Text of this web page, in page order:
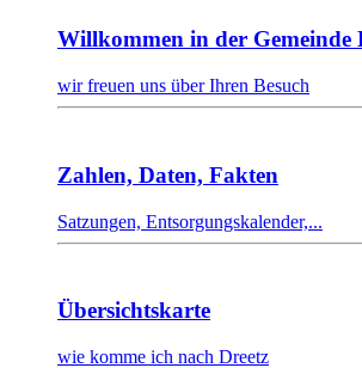
Willkommen in der Gemeinde
wir freuen uns über Ihren Besuch
Zahlen, Daten, Fakten
Satzungen, Entsorgungskalender,...
Übersichtskarte
wie komme ich nach Dreetz